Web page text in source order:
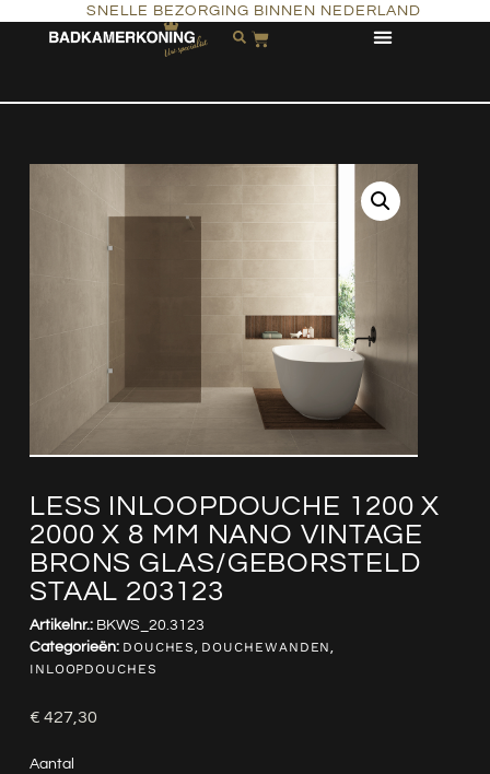
SNELLE BEZORGING BINNEN NEDERLAND
LESS INLOOPDOUCHE 1200 X
2000 X 8 MM NANO VINTAGE
BRONS GLAS/GEBORSTELD
STAAL 203123
Artikelnr.: BKWS_20.3123
Categorieën: DOUCHES, DOUCHEWANDEN,
INLOOPDOUCHES
€ 427,30
Aantal